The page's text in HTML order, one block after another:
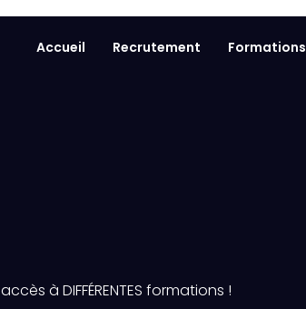
Accueil Recrutement Formations
à DIFFÉRENTES formations !